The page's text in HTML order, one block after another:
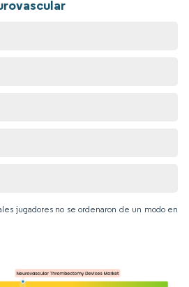
jugadores no se ordenaron de un modo en